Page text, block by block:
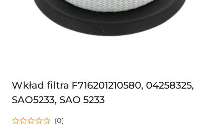
Wkład filtra F716201210580, 04258325,
SAO5233, SAO 5233
(0)